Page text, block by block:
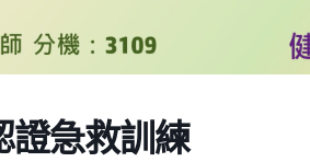
證急救訓練